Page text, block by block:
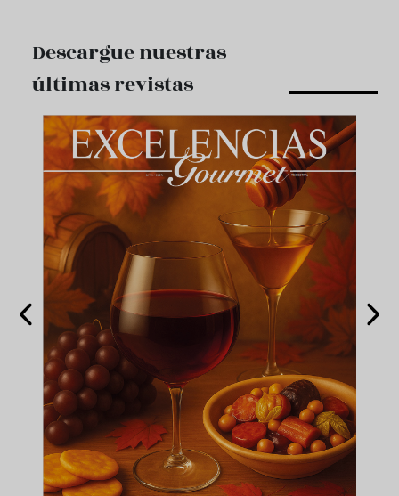
Descargue nuestras
últimas revistas